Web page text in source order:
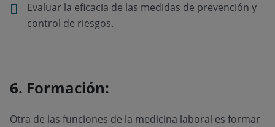
Evaluar la eficacia de las medidas de prevención y
control de riesgos.
6. Formación:
Otra de las funciones de la medicina laboral es formar